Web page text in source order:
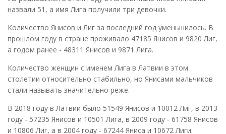
назвали 51, а имя Лига получили три девочки.
Количество Янисов и Лиг за последний год уменьшилось. В
прошлом году в стране проживало 47185 Янисов и 9820 Лиг,
а годом ранее - 48311 Янисов и 9871 Лига.
Количество женщин с именем Лига в Латвии в этом
столетии относительно стабильно, но Янисами мальчиков
стали называть значительно реже.
В 2018 году в Латвии было 51549 Янисов и 10012 Лиг, в 2013
году - 57235 Янисов и 10501 Лига, в 2009 году - 61758 Янисов
и 10806 Лиг, а в 2004 году - 67244 Яниса и 10672 Лиги.